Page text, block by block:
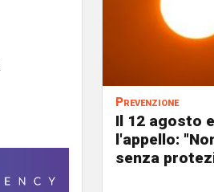
Prevenzione
Il 12 agosto
l'appello:
senza